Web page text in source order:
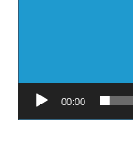
00:00